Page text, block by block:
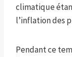
climatique
l’inflation des
Pendant ce